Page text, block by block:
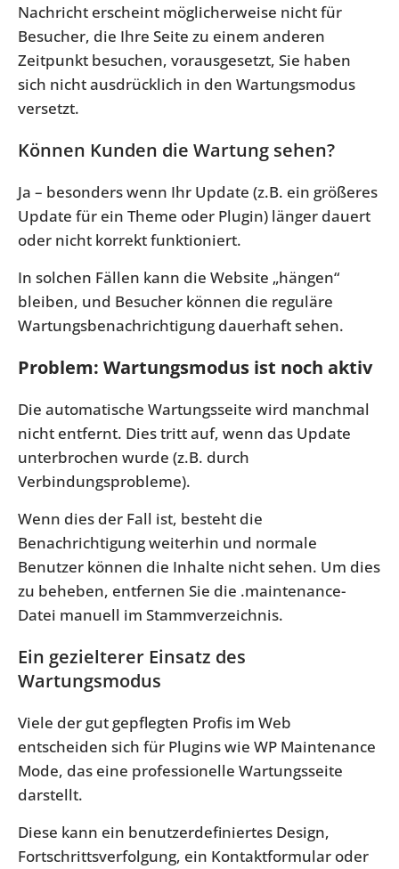
Nachricht erscheint möglicherweise nicht für
Besucher, die Ihre Seite zu einem anderen
Zeitpunkt besuchen, vorausgesetzt, Sie haben
sich nicht ausdrücklich in den Wartungsmodus
versetzt.
Können Kunden die Wartung sehen?
Ja – besonders wenn Ihr Update (z.B. ein größeres
Update für ein Theme oder Plugin) länger dauert
oder nicht korrekt funktioniert.
In solchen Fällen kann die Website „hängen“
bleiben, und Besucher können die reguläre
Wartungsbenachrichtigung dauerhaft sehen.
Problem: Wartungsmodus ist noch aktiv
Die automatische Wartungsseite wird manchmal
nicht entfernt. Dies tritt auf, wenn das Update
unterbrochen wurde (z.B. durch
Verbindungsprobleme).
Wenn dies der Fall ist, besteht die
Benachrichtigung weiterhin und normale
Benutzer können die Inhalte nicht sehen. Um dies
zu beheben, entfernen Sie die .maintenance-
Datei manuell im Stammverzeichnis.
Ein gezielterer Einsatz des
Wartungsmodus
Viele der gut gepflegten Profis im Web
entscheiden sich für Plugins wie WP Maintenance
Mode, das eine professionelle Wartungsseite
darstellt.
Diese kann ein benutzerdefiniertes Design,
Fortschrittsverfolgung, ein Kontaktformular oder